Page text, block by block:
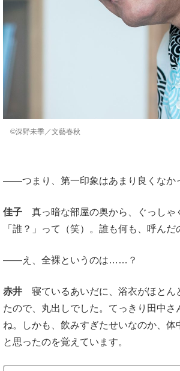
©深野未季／文藝春秋
――つまり、第一印象はあまり良くなか
佳子 真っ暗な部屋の奥から、ぐっしゃ
「誰？」って（笑）。誰も何も、呼ん
――え、全裸というのは……？
赤井 寝ているあいだに、浴衣がほと
たので、丸出しでした。てっきり田中
ね。しかも、飲みすぎたせいなのか、体
と思ったのを覚えています。